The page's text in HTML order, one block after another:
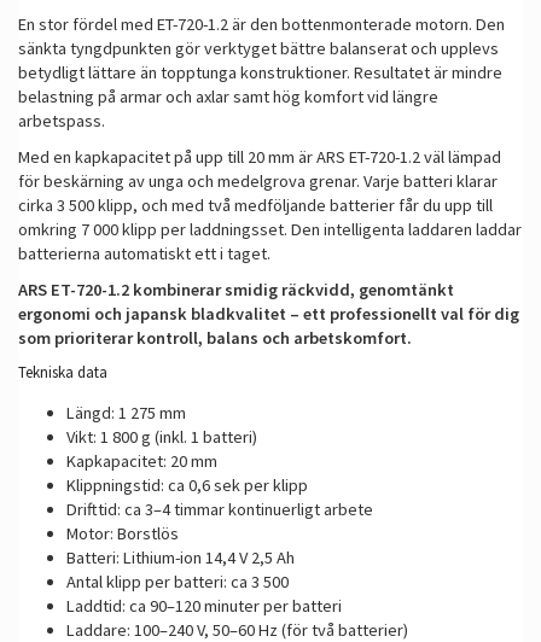
En stor fördel med ET-720-1.2 är den bottenmonterade motorn. Den
sänkta tyngdpunkten gör verktyget bättre balanserat och upplevs
betydligt lättare än topptunga konstruktioner. Resultatet är mindre
belastning på armar och axlar samt hög komfort vid längre
arbetspass.
Med en kapkapacitet på upp till 20 mm är ARS ET-720-1.2 väl lämpad
för beskärning av unga och medelgrova grenar. Varje batteri klarar
cirka 3 500 klipp, och med två medföljande batterier får du upp till
omkring 7 000 klipp per laddningsset. Den intelligenta laddaren laddar
batterierna automatiskt ett i taget.
ARS ET-720-1.2 kombinerar smidig räckvidd, genomtänkt
ergonomi och japansk bladkvalitet – ett professionellt val för dig
som prioriterar kontroll, balans och arbetskomfort.
Tekniska data
Längd: 1 275 mm
Vikt: 1 800 g (inkl. 1 batteri)
Kapkapacitet: 20 mm
Klippningstid: ca 0,6 sek per klipp
Drifttid: ca 3–4 timmar kontinuerligt arbete
Motor: Borstlös
Batteri: Lithium-ion 14,4 V 2,5 Ah
Antal klipp per batteri: ca 3 500
Laddtid: ca 90–120 minuter per batteri
Laddare: 100–240 V, 50–60 Hz (för två batterier)